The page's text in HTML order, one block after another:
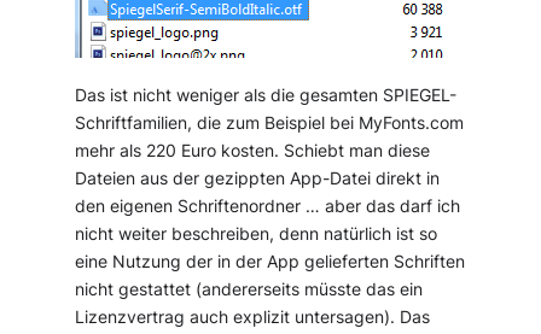
Das ist nicht weniger als die gesamten SPIEGEL-
Schriftfamilien, die zum Beispiel bei MyFonts.com
mehr als 220 Euro kosten. Schiebt man diese
Dateien aus der gezippten App-Datei direkt in
den eigenen Schriftenordner … aber das darf ich
nicht weiter beschreiben, denn natürlich ist so
eine Nutzung der in der App gelieferten Schriften
nicht gestattet (andererseits müsste das ein
Lizenzvertrag auch explizit untersagen). Das